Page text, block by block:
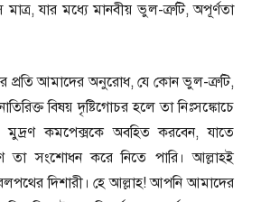
যার মধ্যে মানবীয় ভুল-ত্রুটি, অপূর্ণতা
প্রতি আমাদের অনুরোধ, যে কোন ভুল-ত্রুটি,
বিষয় দৃষ্টিগোচর হলে তা নিঃসঙ্কোচে
কমপেক্সকে অবহিত করবেন, যাতে
তা সংশোধন করে নিতে পারি। আল্লাহই
দিশারী। হে আল্লাহ! আপনি আমাদের